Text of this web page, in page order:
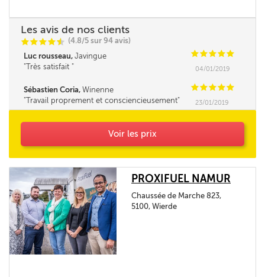
Les avis de nos clients
CCCCi
@ (4.8/5 sur 94 avis)
Luc rousseau, Javingue CCCCC
Très satisfait
04/01/2019
Sébastien Coria, Winenne CCCCC
Travail proprement et consciencieusement
23/01/2019
Voir les prix
PROXIFUEL NAMUR
Chaussée de Marche 823,
5100, Wierde